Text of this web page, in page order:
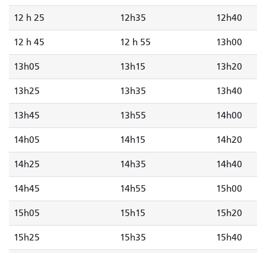
12 h 25 12h35 12h40
12 h 45 12 h 55 13h00
13h05 13h15 13h20
13h25 13h35 13h40
13h45 13h55 14h00
14h05 14h15 14h20
14h25 14h35 14h40
14h45 14h55 15h00
15h05 15h15 15h20
15h25 15h35 15h40